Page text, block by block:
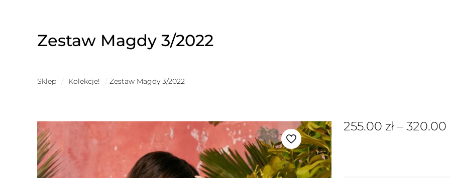
Zestaw Magdy 3/2022
Sklep / Kolekcje! / Zestaw Magdy 3/2022
255.00 zł – 320.00